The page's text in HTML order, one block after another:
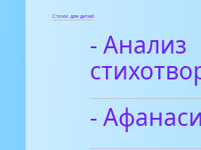
Стихи для детей
- Анализ
-